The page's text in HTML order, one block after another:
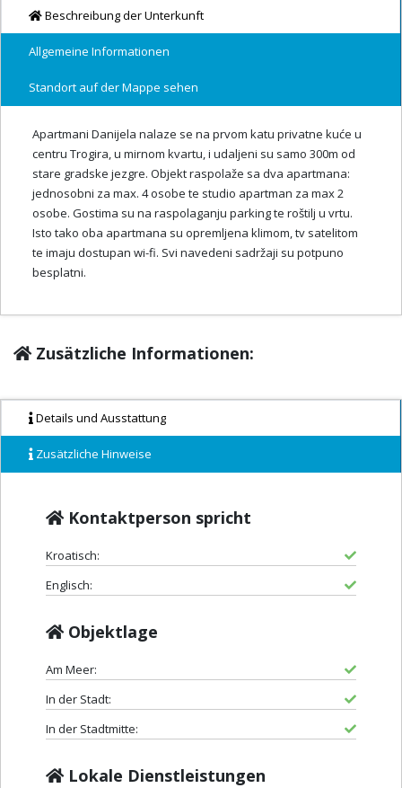
Beschreibung der Unterkunft
Allgemeine Informationen
Standort auf der Mappe sehen
Apartmani Danijela nalaze se na prvom katu privatne kuće u
centru Trogira, u mirnom kvartu, i udaljeni su samo 300m od
stare gradske jezgre. Objekt raspolaže sa dva apartmana:
jednosobni za max. 4 osobe te studio apartman za max 2
osobe. Gostima su na raspolaganju parking te roštilj u vrtu.
Isto tako oba apartmana su opremljena klimom, tv satelitom
te imaju dostupan wi-fi. Svi navedeni sadržaji su potpuno
besplatni.
Zusätzliche Informationen:
Details und Ausstattung
Zusätzliche Hinweise
Kontaktperson spricht
Kroatisch:
Englisch:
Objektlage
Am Meer:
In der Stadt:
In der Stadtmitte:
Lokale Dienstleistungen